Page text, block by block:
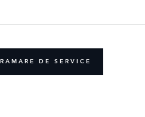
DE SERVICE